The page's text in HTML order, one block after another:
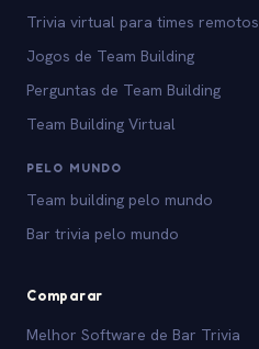
Trivia virtual para times remotos
Jogos de Team Building
Perguntas de Team Building
Team Building Virtual
PELO MUNDO
Team building pelo mundo
Bar trivia pelo mundo
Comparar
Melhor Software de Bar Trivia